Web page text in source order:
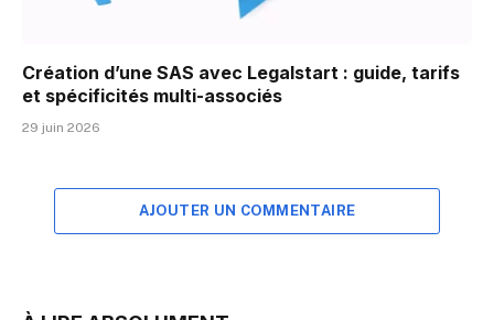
Création d’une SAS avec Legalstart : guide, tarifs
et spécificités multi-associés
29 juin 2026
AJOUTER UN COMMENTAIRE